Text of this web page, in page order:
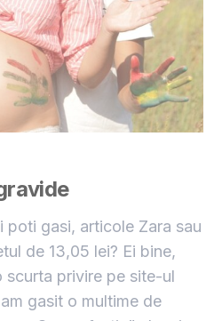
poti gasi, articole Zara sau
de 13,05 lei? Ei bine,
scurta privire pe site-ul
am gasit o multime de